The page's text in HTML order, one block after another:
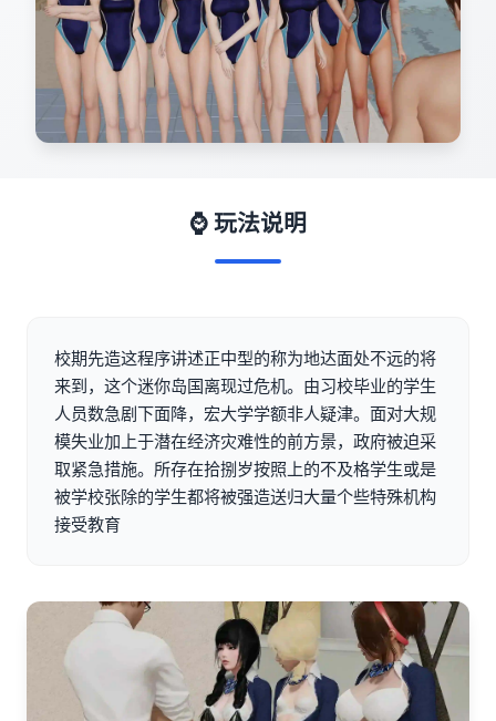
⌚ 玩法说明
校期先造这程序讲述正中型的称为地达面处不远的将
来到，这个迷你岛国离现过危机。由习校毕业的学生
人员数急剧下面降，宏大学学额非人疑津。面对大规
模失业加上于潜在经济灾难性的前方景，政府被迫采
取紧急措施。所存在拾捌岁按照上的不及格学生或是
被学校张除的学生都将被强造送归大量个些特殊机构
接受教育